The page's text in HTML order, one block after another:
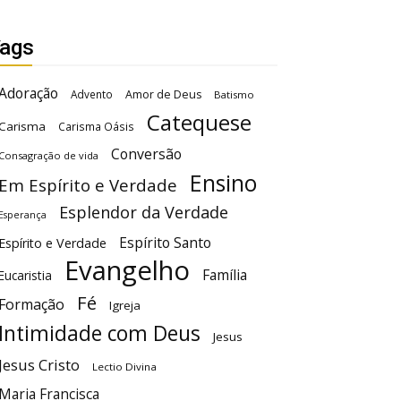
Advento Amor de Deus Batismo
Carisma Oásis Catequese
de vida Conversão
Espírito e Verdade Ensino
Esplendor da Verdade
e Verdade Espírito Santo
Evangelho
Família
Fé Igreja
com Deus Jesus
Cristo Lectio Divina
Francisca